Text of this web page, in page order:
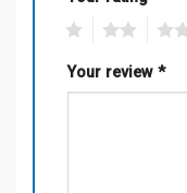
Your review *